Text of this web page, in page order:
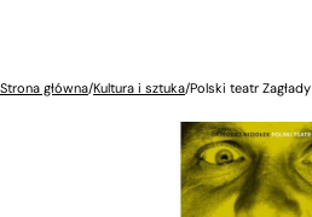
Strona główna/Kultura i sztuka/Polski teatr Zagłady